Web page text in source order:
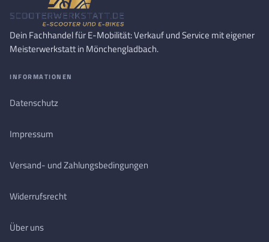
Dein Fachhandel für E-Mobilität: Verkauf und Service mit eigener
Meisterwerkstatt in Mönchengladbach.
INFORMATIONEN
Datenschutz
Impressum
Versand- und Zahlungsbedingungen
Widerrufsrecht
Über uns